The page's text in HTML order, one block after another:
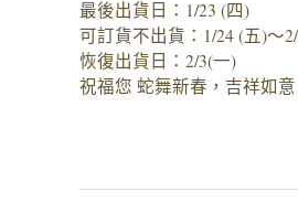
最後出貨日：1/23 (四)
可訂貨不出貨：1/24 (五)～
恢復出貨日：2/3(一)
祝福您 蛇舞新春，吉祥如意